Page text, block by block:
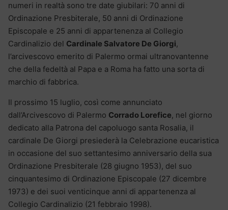
numeri in realtà sono tre date giubilari: 70 anni di
Ordinazione Presbiterale, 50 anni di Ordinazione
Episcopale e 25 anni di appartenenza al Collegio
Cardinalizio del Cardinale Salvatore De Giorgi,
l’arcivescovo emerito di Palermo ormai ultranovantenne
che della fedeltà al Papa e a Roma ha fatto una sorta di
marchio di fabbrica.
Il prossimo 15 luglio, così come annunciato
dall’Arcivescovo di Palermo Corrado Lorefice, nel giorno
dedicato alla Patrona del capoluogo santa Rosalia, il
cardinale De Giorgi presiederà la Celebrazione eucaristica
in occasione del suo settantesimo anniversario della sua
Ordinazione Presbiterale (28 giugno 1953), del suo
cinquantesimo di Ordinazione Episcopale (27 dicembre
1973) e dei suoi venticinque anni di appartenenza al
Collegio Cardinalizio (21 febbraio 1998).